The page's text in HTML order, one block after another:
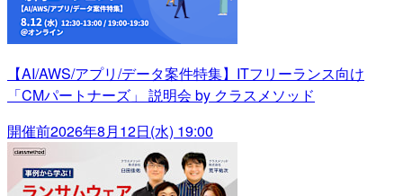
【AI/AWS/アプリ/データ案件特集】ITフリーランス向け
「CMパートナーズ」 説明会 by クラスメソッド
開催前2026年8月12日(水) 19:00